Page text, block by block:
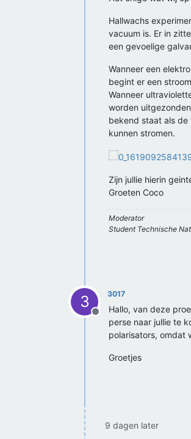
Hallwachs
vacuum is. Er in
een gevoelige
Wanneer een
begint er een
Wanneer
worden
bekend staat als
kunnen stromen.
Zijn jullie hierin
Groeten Coco
Moderator
Student Technische
3
Offline
3017
Hallo, van deze
perse naar jullie te
polarisators, omdat
Groetjes
9 dagen later